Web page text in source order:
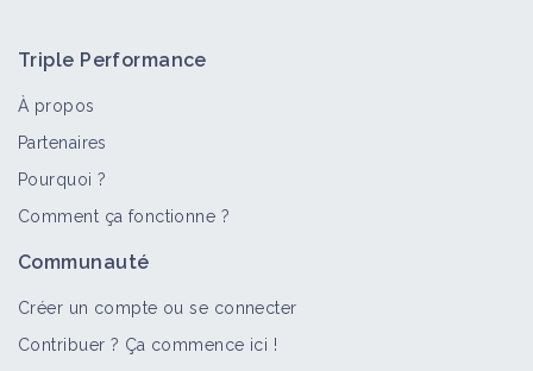
Vidéo
Triple Performance
À propos
Partenaires
Pourquoi ?
Comment ça fonctionne ?
Communauté
Créer un compte ou se connecter
Contribuer ? Ça commence ici !